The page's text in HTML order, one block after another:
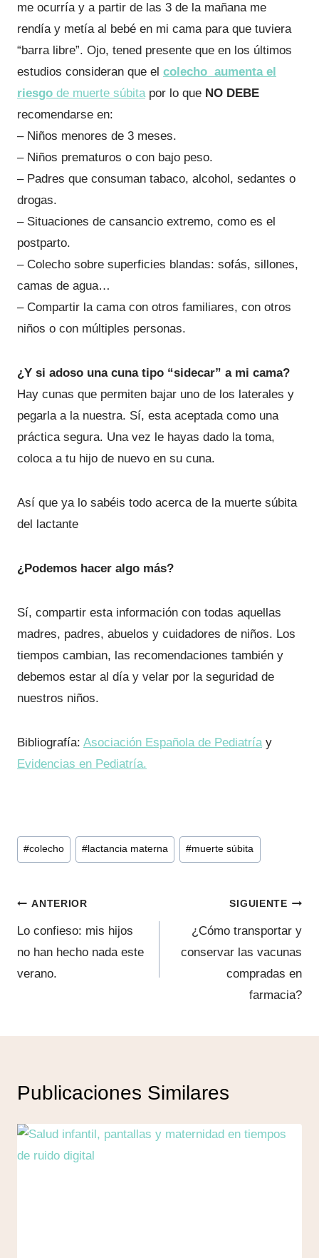
me ocurría y a partir de las 3 de la mañana me
rendía y metía al bebé en mi cama para que tuviera
“barra libre”. Ojo, tened presente que en los últimos
estudios consideran que el colecho aumenta el
riesgo de muerte súbitapor lo que NO DEBE
recomendarse en:
– Niños menores de 3 meses.
– Niños prematuros o con bajo peso.
– Padres que consuman tabaco, alcohol, sedantes o
drogas.
– Situaciones de cansancio extremo, como es el
postparto.
– Colecho sobre superficies blandas: sofás, sillones,
camas de agua…
– Compartir la cama con otros familiares, con otros
niños o con múltiples personas.
¿Y si adoso una cuna tipo “sidecar” a mi cama?
Hay cunas que permiten bajar uno de los laterales y
pegarla a la nuestra. Sí, esta aceptada como una
práctica segura. Una vez le hayas dado la toma,
coloca a tu hijo de nuevo en su cuna.
Así que ya lo sabéis todo acerca de la muerte súbita
del lactante
¿Podemos hacer algo más?
Sí, compartir esta información con todas aquellas
madres, padres, abuelos y cuidadores de niños. Los
tiempos cambian, las recomendaciones también y
debemos estar al día y velar por la seguridad de
nuestros niños.
Bibliografía: Asociación Española de Pediatríay
Evidencias en Pediatría.
Etiquetas
de
entrada:
#colecho # lactancia materna #muerte súbita
Navegación
de
entradas
ANTERIOR
Lo confieso: mis hijos
no han hecho nada este
verano.
SIGUIENTE
¿Cómo transportar y
conservar las vacunas
compradas en
farmacia?
Publicaciones Similares